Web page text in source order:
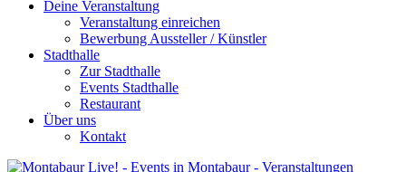
Deine Veranstaltung
Veranstaltung einreichen
Bewerbung Aussteller / Künstler
Stadthalle
Zur Stadthalle
Events Stadthalle
Restaurant
Über uns
Kontakt